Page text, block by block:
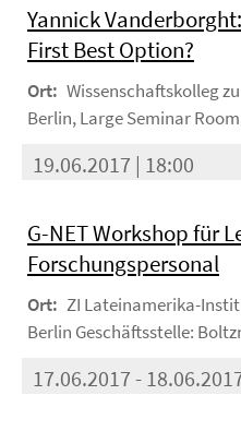
Yannick
First Best Option?
Ort: Wissenschaftskolleg
Berlin, Large Seminar Room
19.06.2017 | 18:00
G-NET Workshop für
Forschungspersonal
Ort: ZI Lateinamerika-
Berlin Geschäftsstelle:
17.06.2017 -